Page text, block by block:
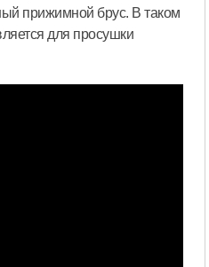
прижимной брус. В таком
для просушки